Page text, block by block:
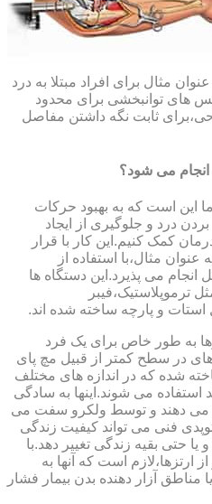
مثال برای افراد مبتلا به درد
های توانبخشی برای محدود
ثابت نگه داشتن مفاصل
انجام می شود؟
این است که به بهبود حرکات
درد و جلوگیری از ایجاد
کمک کنیم.این کار با قرار
مثال،با استفاده از
می پذیرد.این دستگاه ها
ترموپلاستیک،فیبر
استات و پارچه ساخته شده اند.
به طور خاص برای یک فرد
در سطح کمتر از قبیل مچ پای
شده که در اندازه های مختلف
می شوند.اینها به سادگی
می دهند و توسط ولکرو سفت می
فنی می تواند کیفیت زندگی
حتی بقیه زندگی تغییر دهد.با
ارتزها،لازم است که آنها به
آزار دهنده بدن بیمار فشار